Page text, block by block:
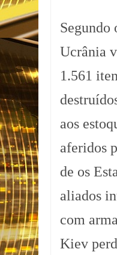
Segundo
Ucrânia
1.561
aos
aferidos
de os
aliados
com
Kiev